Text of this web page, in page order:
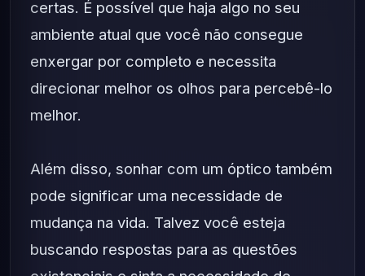
certas. É possível que haja algo no seu
ambiente atual que você não consegue
enxergar por completo e necessita
direcionar melhor os olhos para percebê-lo
melhor.
Além disso, sonhar com um óptico também
pode significar uma necessidade de
mudança na vida. Talvez você esteja
buscando respostas para as questões